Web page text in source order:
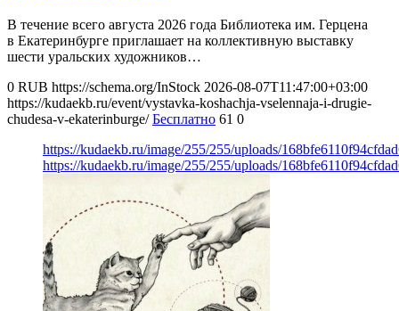
В течение всего августа 2026 года Библиотека им. Герцена
в Екатеринбурге приглашает на коллективную выставку
шести уральских художников…
0 RUB https://schema.org/InStock 2026-08-07T11:47:00+03:00
https://kudaekb.ru/event/vystavka-koshachja-vselennaja-i-drugie-
chudesa-v-ekaterinburge/ Бесплатно 61 0
https://kudaekb.ru/image/255/255/uploads/
https://kudaekb.ru/image/255/255/uploads/